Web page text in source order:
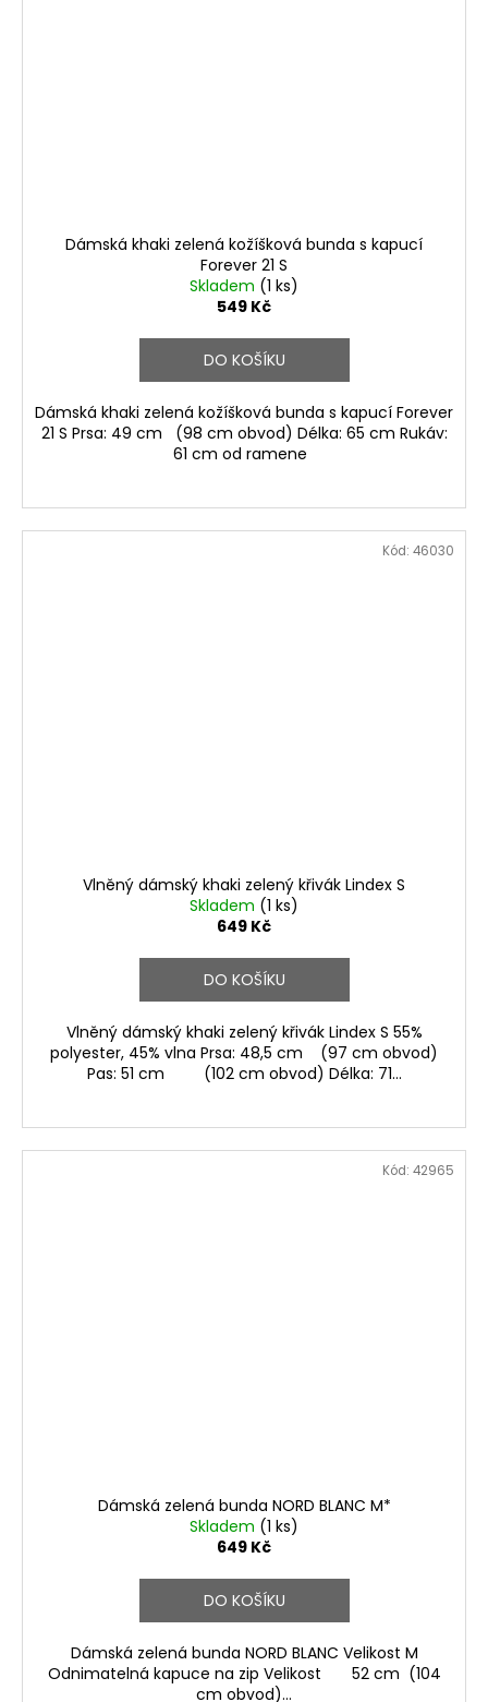
Dámská khaki zelená kožíšková bunda s kapucí
Forever 21 S
Skladem (1 ks)
549 Kč
DO KOŠÍKU
Dámská khaki zelená kožíšková bunda s kapucí Forever
21 S Prsa: 49 cm (98 cm obvod) Délka: 65 cm Rukáv:
61 cm od ramene
Vlněný dámský khaki zelený křivák Lindex S
Skladem (1 ks)
649 Kč
DO KOŠÍKU
Vlněný dámský khaki zelený křivák Lindex S 55%
polyester, 45% vlna Prsa: 48,5 cm (97 cm obvod)
Pas: 51 cm (102 cm obvod) Délka: 71...
Kód: 46030
Dámská zelená bunda NORD BLANC M*
Skladem (1 ks)
649 Kč
DO KOŠÍKU
Dámská zelená bunda NORD BLANC Velikost M
Odnimatelná kapuce na zip Velikost 52 cm (104
cm obvod)...
Kód: 42965